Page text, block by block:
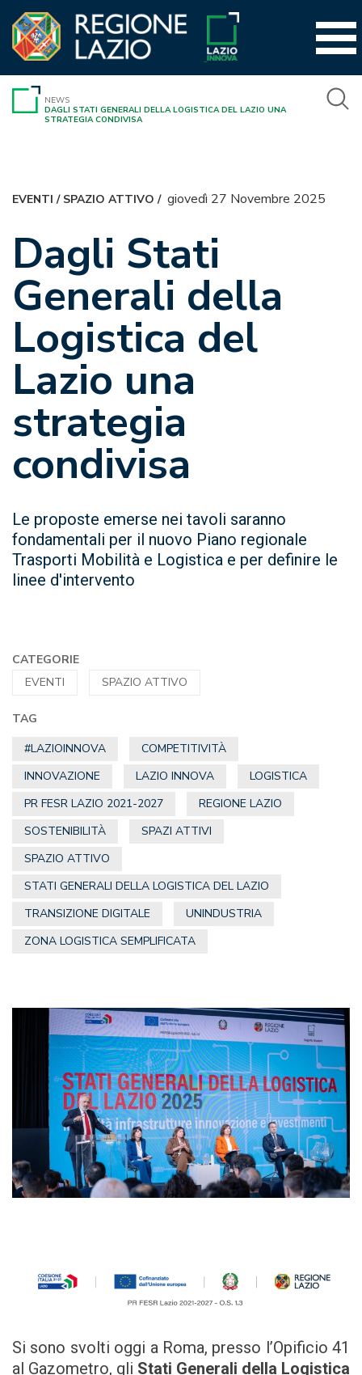
contenuto
NEWS
DAGLI STATI GENERALI DELLA LOGISTICA DEL LAZIO UNA
STRATEGIA CONDIVISA
EVENTI / SPAZIO ATTIVO / giovedì 27 Novembre 2025
Dagli Stati
Generali della
Logistica del
Lazio una
strategia
condivisa
Le proposte emerse nei tavoli saranno
fondamentali per il nuovo Piano regionale
Trasporti Mobilità e Logistica e per definire le
linee d'intervento
CATEGORIE
EVENTI
SPAZIO ATTIVO
TAG
#LAZIOINNOVA
COMPETITIVITÀ
INNOVAZIONE
LAZIO INNOVA
LOGISTICA
PR FESR LAZIO 2021-2027
REGIONE LAZIO
SOSTENIBILITÀ
SPAZI ATTIVI
SPAZIO ATTIVO
STATI GENERALI DELLA LOGISTICA DEL LAZIO
TRANSIZIONE DIGITALE
UNINDUSTRIA
ZONA LOGISTICA SEMPLIFICATA
Si sono svolti oggi a Roma, presso l’Opificio 41
al Gazometro, gli Stati Generali della Logistica